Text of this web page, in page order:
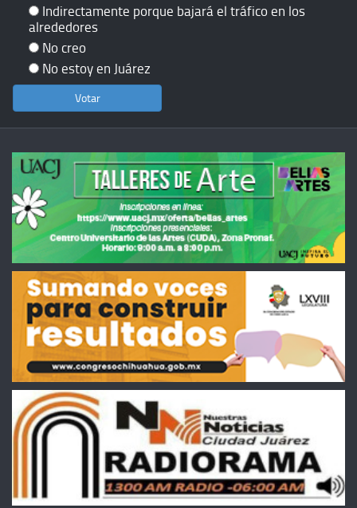
Indirectamente porque bajará el tráfico en los
alrededores
No creo
No estoy en Juárez